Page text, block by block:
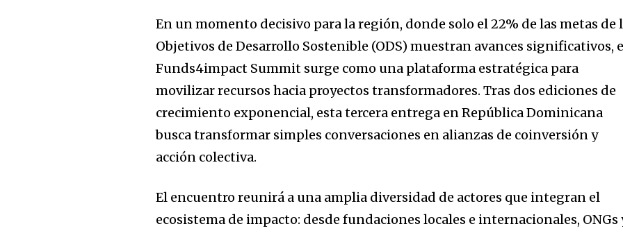
En un momento decisivo para la región, donde solo el 22% de las metas de
Objetivos de Desarrollo Sostenible (ODS) muestran avances significativos,
Funds4impact Summit surge como una plataforma estratégica para
movilizar recursos hacia proyectos transformadores. Tras dos ediciones de
crecimiento exponencial, esta tercera entrega en República Dominicana
busca transformar simples conversaciones en alianzas de coinversión y
acción colectiva.
El encuentro reunirá a una amplia diversidad de actores que integran el
ecosistema de impacto: desde fundaciones locales e internacionales, ONGs